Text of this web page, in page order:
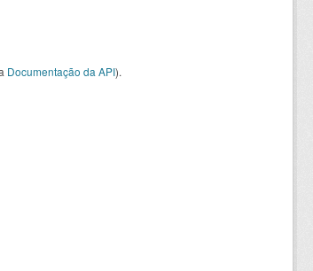
Documentação da API).